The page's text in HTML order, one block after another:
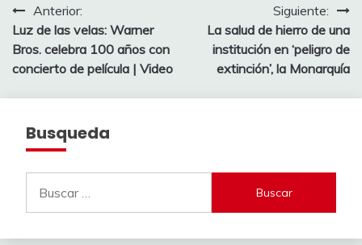
Navegación
de
entradas
Anterior:
Luz de las velas: Warner
Bros. celebra 100 años con
concierto de película | Video
Siguiente:
La salud de hierro de una
institución en ‘peligro de
extinción’, la Monarquía
Busqueda